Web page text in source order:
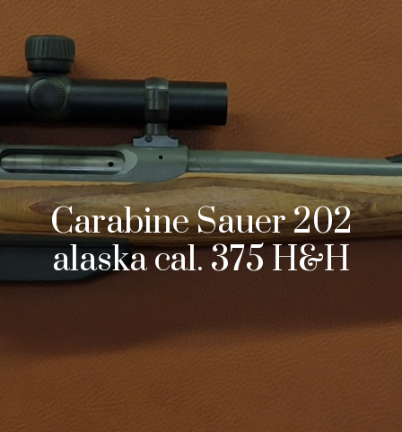
Carabine Sauer 202
alaska cal. 375 H&H